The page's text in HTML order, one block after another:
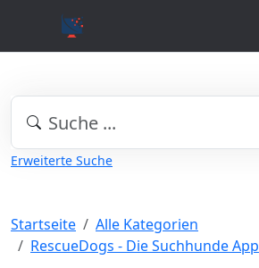
Erweiterte Suche
Startseite
Alle Kategorien
RescueDogs - Die Suchhunde App